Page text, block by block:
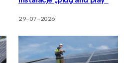
29-07-2026